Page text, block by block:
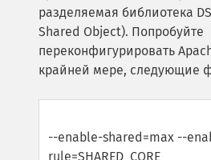
разделяемая библиотека
Shared Object). Попробуйте
переконфигурировать
крайней мере, следующие
--enable-shared=max --
rule=SHARED_CORE